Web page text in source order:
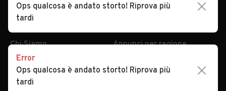
Chi Siamo
Serve aiuto?
Dati identificativi
Annunci per regione
Tutte le auto usate
Ops qualcosa è andato storto! Riprova più
tardi
Error
Ops qualcosa è andato storto! Riprova più
tardi